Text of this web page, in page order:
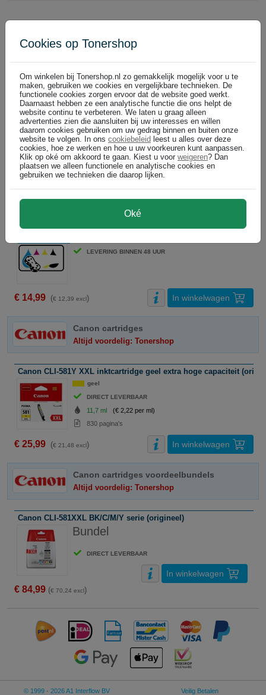
Huismerk cartridges
Betrouwbaar en 100% garantie
Canon CLI-581Y XXL inktcartridge geel extra hoge capaciteit
Voordeel 46% geel
DIRECT LEVERBAAR
13 ml (€ 1,23 per ml)
€ 15,99( € 13,21 excl ) In winkelwagen
Canon CLI-581Y XXL reinigingscartridge geel extra hoge capaciteit
LEVERING BINNEN 48 UUR
€ 14,99 (€ 12,39 excl) In winkelwagen
Canon cartridges
Altijd voordelig: Tonershop
Canon CLI-581Y XXL inktcartridge geel extra hoge capaciteit
geel
DIRECT LEVERBAAR
11,7 ml
(€ 2,22 per ml)
830 pagina's
€ 25,99 (€ 21,48 excl) In winkelwagen
Canon cartridges voordeelbundels
Altijd voordelig: Tonershop
Canon CLI-581XXL BK/C/M/Y serie (origineel)
Bundel
DIRECT LEVERBAAR
€ 84,99 (€ 70,24 excl)
In winkelwagen
© 1999 - 2026 A1 Interflow BV Veilig Betalen
Cookies op Tonershop
Om winkelen bij Tonershop.nl zo gemakkelijk mogelijk voor u te
maken, gebruiken we cookies en vergelijkbare technieken. De
functionele cookies zorgen ervoor dat de website goed werkt.
Daarnaast hebben ze een analytische functie die ons helpt de
website continu te verbeteren. We laten u graag alleen
advertenties zien die aansluiten bij uw interesses en willen
daarom cookies gebruiken om uw gedrag binnen en buiten onze
website te volgen. In ons cookiebeleid leest u alles over deze
cookies, hoe ze werken en hoe u uw voorkeuren kunt aanpassen.
Klik op oké om akkoord te gaan. Kiest u voor weigeren? Dan
plaatsen we alleen functionele en analytische cookies en
gebruiken we technieken die daarop lijken.
Oké